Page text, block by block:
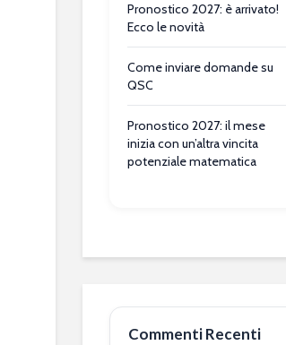
Pronostico 2027: è arrivato!
Ecco le novità
Come inviare domande su
QSC
Pronostico 2027: il mese
inizia con un’altra vincita
potenziale matematica
Commenti Recenti